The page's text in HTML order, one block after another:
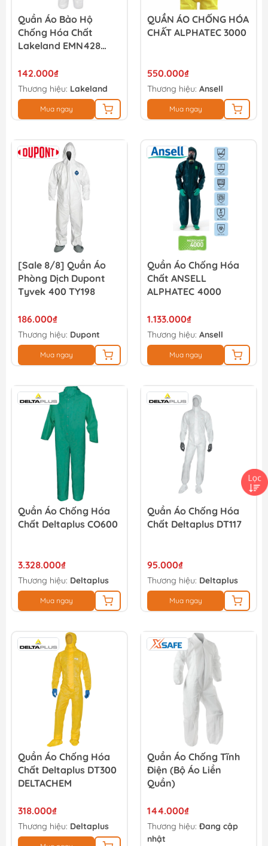
Quần Áo Bảo Hộ
Chống Hóa Chất
Lakeland EMN428
142.000₫
Thương hiệu: Lakeland
Mua ngay
QUẦN ÁO CHỐNG HÓA
CHẤT ALPHATEC 3000
550.000₫
Thương hiệu: Ansell
Mua ngay
[Sale 8/8] Quần Áo
Phòng Dịch Dupont
Tyvek 400 TY198
186.000₫
Thương hiệu: Dupont
Mua ngay
Quần Áo Chống Hóa
Chất ANSELL
ALPHATEC 4000
1.133.000₫
Thương hiệu: Ansell
Mua ngay
Quần Áo Chống Hóa
Chất Deltaplus CO600
3.328.000₫
Thương hiệu: Deltaplus
Mua ngay
Quần Áo Chống Hóa
Chất Deltaplus DT117
95.000₫
Thương hiệu: Deltaplus
Mua ngay
Quần Áo Chống Hóa
Chất Deltaplus DT300
DELTACHEM
318.000₫
Thương hiệu: Deltaplus
Quần Áo Chống Tĩnh
Điện (Bộ Áo Liền
Quần)
144.000₫
Thương hiệu: Đang cập
nhật